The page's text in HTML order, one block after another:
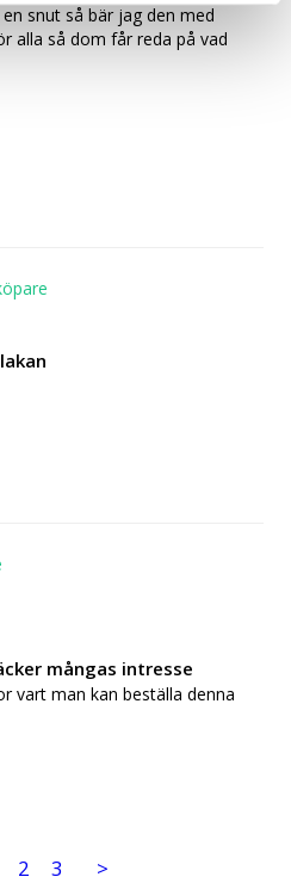
snut så bär jag den med
alla så dom får reda på vad
mångas intresse
vart man kan beställa denna
2 3 >